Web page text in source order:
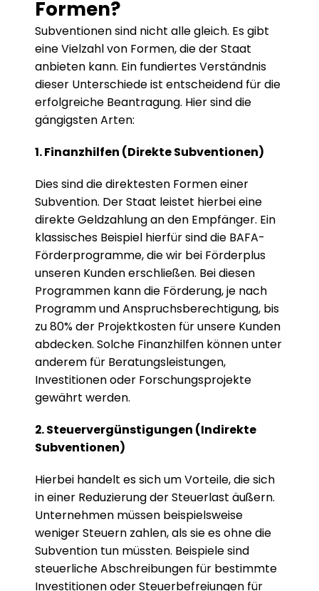
Formen?
Subventionen sind nicht alle gleich. Es gibt
eine Vielzahl von Formen, die der Staat
anbieten kann. Ein fundiertes Verständnis
dieser Unterschiede ist entscheidend für die
erfolgreiche Beantragung. Hier sind die
gängigsten Arten:
1. Finanzhilfen (Direkte Subventionen)
Dies sind die direktesten Formen einer
Subvention. Der Staat leistet hierbei eine
direkte Geldzahlung an den Empfänger. Ein
klassisches Beispiel hierfür sind die BAFA-
Förderprogramme, die wir bei Förderplus
unseren Kunden erschließen. Bei diesen
Programmen kann die Förderung, je nach
Programm und Anspruchsberechtigung, bis
zu 80% der Projektkosten für unsere Kunden
abdecken. Solche Finanzhilfen können unter
anderem für Beratungsleistungen,
Investitionen oder Forschungsprojekte
gewährt werden.
2. Steuervergünstigungen (Indirekte
Subventionen)
Hierbei handelt es sich um Vorteile, die sich
in einer Reduzierung der Steuerlast äußern.
Unternehmen müssen beispielsweise
weniger Steuern zahlen, als sie es ohne die
Subvention tun müssten. Beispiele sind
steuerliche Abschreibungen für bestimmte
Investitionen oder Steuerbefreiungen für